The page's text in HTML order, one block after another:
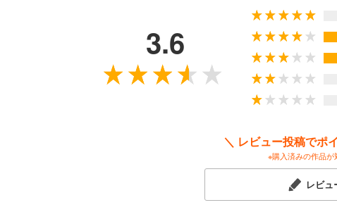
親も教員もどうしたらよいか分からず、漠とした不安を抱えています。
そんな時代をたくましく、課題を解決しながら乗り越えていく子どもたちを、ど
誰一人として置き去りにしない社会をつくるために、われわれは何をすべきなの
教育改革者として全国から注目！
学校の「当たり前」を見直してきた横浜創英中学・高等学校校長の工藤勇一氏。
人口減少社会において、未来を生きる子どもたちに身に付けさせたい力、親が
3.6
＼ レビュー投稿でポ
※購入済みの作品が
レビュ